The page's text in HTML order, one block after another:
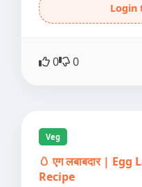
Login
0 0
Veg
🥚 एग लबाबदार |
Recipe